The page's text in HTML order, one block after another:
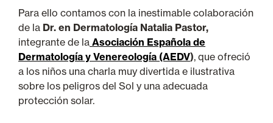
Para ello contamos con la inestimable colaboración
de la Dr. en Dermatología Natalia Pastor,
integrante de la Asociación Española de
Dermatología y Venereología (AEDV), que ofreció
a los niños una charla muy divertida e ilustrativa
sobre los peligros del Sol y una adecuada
protección solar.